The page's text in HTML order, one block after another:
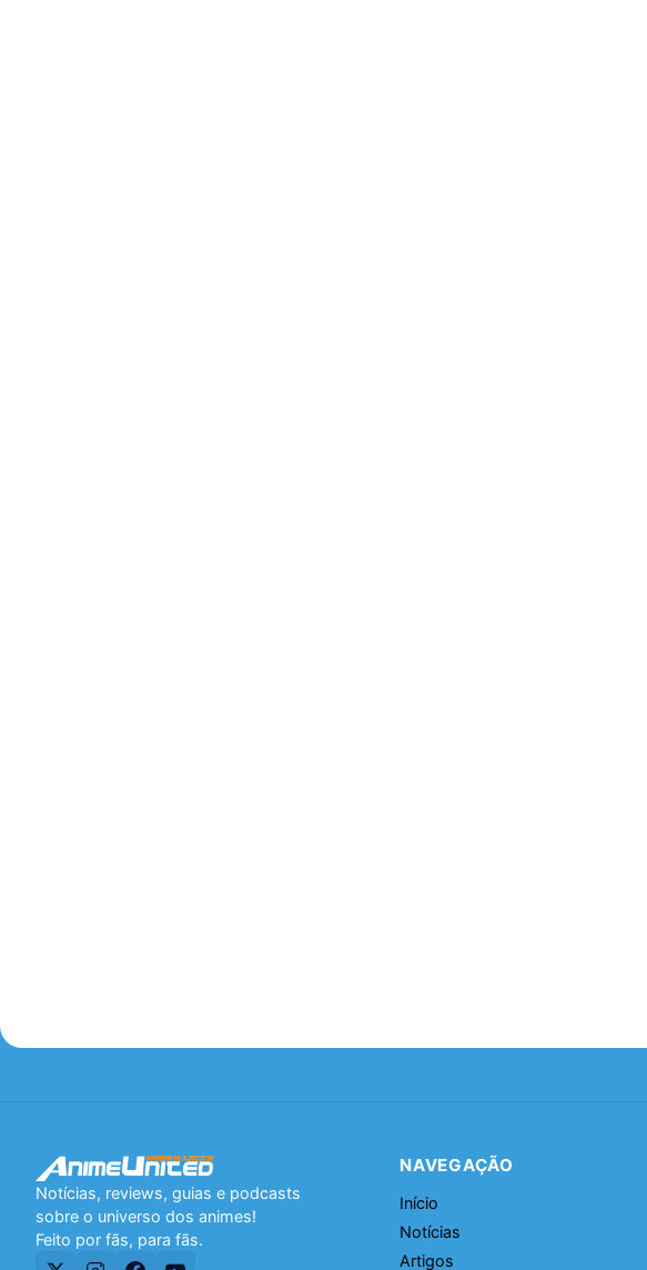
Notícias, reviews, guias e podcasts
sobre o universo dos animes!
Feito por fãs, para fãs.
NAVEGAÇÃO
Início
Notícias
Artigos